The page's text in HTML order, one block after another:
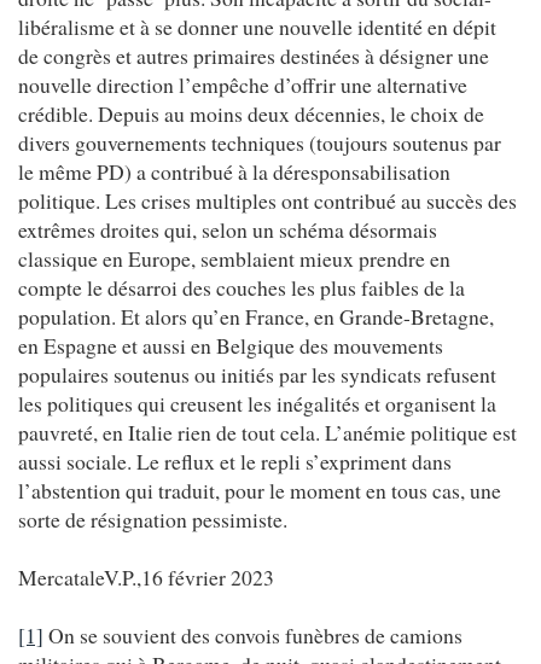
libéralisme et à se donner une nouvelle identité en dépit
de congrès et autres primaires destinées à désigner une
nouvelle direction l’empêche d’offrir une alternative
crédible. Depuis au moins deux décennies, le choix de
divers gouvernements techniques (toujours soutenus par
le même PD) a contribué à la déresponsabilisation
politique. Les crises multiples ont contribué au succès des
extrêmes droites qui, selon un schéma désormais
classique en Europe, semblaient mieux prendre en
compte le désarroi des couches les plus faibles de la
population. Et alors qu’en France, en Grande-Bretagne,
en Espagne et aussi en Belgique des mouvements
populaires soutenus ou initiés par les syndicats refusent
les politiques qui creusent les inégalités et organisent la
pauvreté, en Italie rien de tout cela. L’anémie politique est
aussi sociale. Le reflux et le repli s’expriment dans
l’abstention qui traduit, pour le moment en tous cas, une
sorte de résignation pessimiste.
MercataleV.P.,16 février 2023
[1] On se souvient des convois funèbres de camions